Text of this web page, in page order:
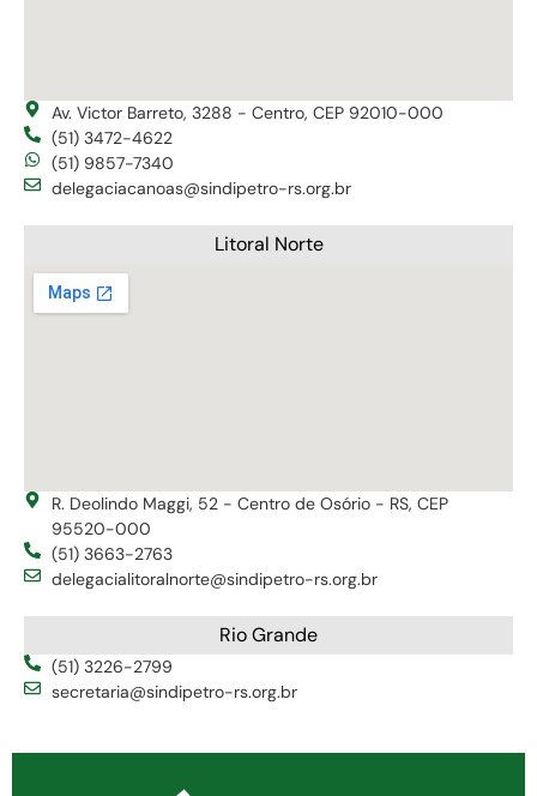
Av. Victor Barreto, 3288 - Centro, CEP 92010-000
(51) 3472-4622
(51) 9857-7340
delegaciacanoas@sindipetro-rs.org.br
Litoral Norte
R. Deolindo Maggi, 52 - Centro de Osório - RS, CEP
95520-000
(51) 3663-2763
delegacialitoralnorte@sindipetro-rs.org.br
Rio Grande
(51) 3226-2799
secretaria@sindipetro-rs.org.br